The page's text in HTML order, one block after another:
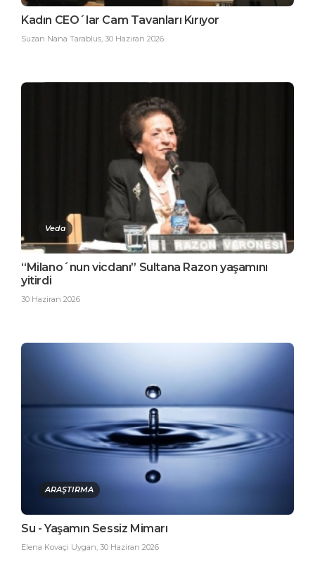
Kadın CEO´lar Cam Tavanları Kırıyor
Suzan Nana Tarablus, 30 Haziran 2026
Veda
“Milano´nun vicdanı” Sultana Razon yaşamını
yitirdi
30 Haziran 2026
ARAŞTIRMA
Su - Yaşamın Sessiz Mimarı
Elena Kovaçi Uygan 30 Haziran 2026